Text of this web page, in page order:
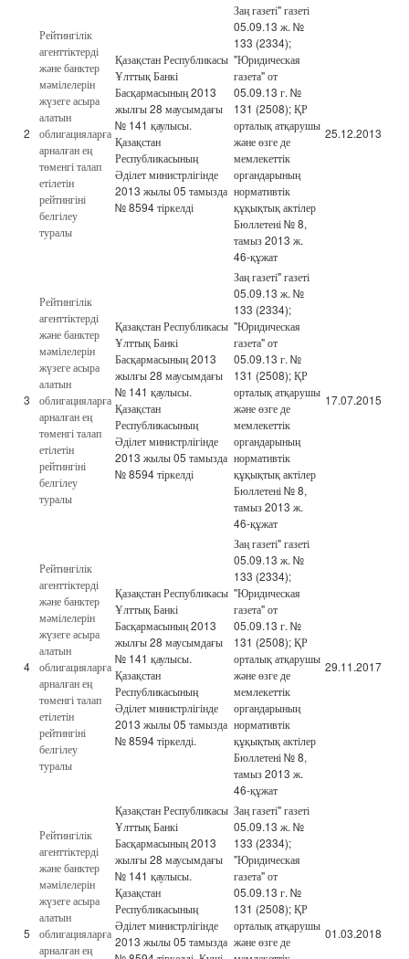
2
Рейтингілік
агенттіктерді
және банктер
мәмілелерін
жүзеге асыра
алатын
облигацияларға
арналған ең
төменгі талап
етілетін
рейтингіні
белгілеу
туралы
Қазақстан Республикасы
Ұлттық Банкі
Басқармасының 2013
жылғы 28 маусымдағы
№ 141 қаулысы.
Қазақстан
Республикасының
Әділет министрлігінде
2013 жылы 05 тамызда
№ 8594 тіркелді
Заң газеті" газеті
05.09.13 ж. №
133 (2334);
"Юридическая
газета" от
05.09.13 г. №
131 (2508); ҚР
орталық атқарушы
және өзге де
мемлекеттік
органдарының
нормативтік
құқықтық актілер
Бюллетені № 8,
тамыз 2013 ж.
46-құжат
25.12.2013
3
Рейтингілік
агенттіктерді
және банктер
мәмілелерін
жүзеге асыра
алатын
облигацияларға
арналған ең
төменгі талап
етілетін
рейтингіні
белгілеу
туралы
Қазақстан Республикасы
Ұлттық Банкі
Басқармасының 2013
жылғы 28 маусымдағы
№ 141 қаулысы.
Қазақстан
Республикасының
Әділет министрлігінде
2013 жылы 05 тамызда
№ 8594 тіркелді
Заң газеті" газеті
05.09.13 ж. №
133 (2334);
"Юридическая
газета" от
05.09.13 г. №
131 (2508); ҚР
орталық атқарушы
және өзге де
мемлекеттік
органдарының
нормативтік
құқықтық актілер
Бюллетені № 8,
тамыз 2013 ж.
46-құжат
17.07.2015
4
Рейтингілік
агенттіктерді
және банктер
мәмілелерін
жүзеге асыра
алатын
облигацияларға
арналған ең
төменгі талап
етілетін
рейтингіні
белгілеу
туралы
Қазақстан Республикасы
Ұлттық Банкі
Басқармасының 2013
жылғы 28 маусымдағы
№ 141 қаулысы.
Қазақстан
Республикасының
Әділет министрлігінде
2013 жылы 05 тамызда
№ 8594 тіркелді.
Заң газеті" газеті
05.09.13 ж. №
133 (2334);
"Юридическая
газета" от
05.09.13 г. №
131 (2508); ҚР
орталық атқарушы
және өзге де
мемлекеттік
органдарының
нормативтік
құқықтық актілер
Бюллетені № 8,
тамыз 2013 ж.
46-құжат
29.11.2017
5
Рейтингілік
агенттіктерді
және банктер
мәмілелерін
жүзеге асыра
алатын
облигацияларға
арналған ең
Қазақстан Республикасы
Ұлттық Банкі
Басқармасының 2013
жылғы 28 маусымдағы
№ 141 қаулысы.
Қазақстан
Республикасының
Әділет министрлігінде
2013 жылы 05 тамызда
Заң газеті" газеті
05.09.13 ж. №
133 (2334);
"Юридическая
газета" от
05.09.13 г. №
131 (2508); ҚР
орталық атқарушы
және өзге де
01.03.2018